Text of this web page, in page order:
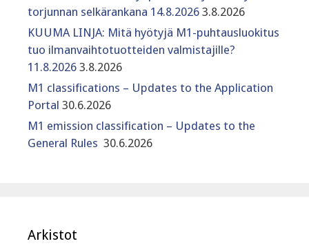
torjunnan selkärankana 14.8.2026 3.8.2026
KUUMA LINJA: Mitä hyötyjä M1-puhtausluokitus
tuo ilmanvaihtotuotteiden valmistajille?
11.8.2026 3.8.2026
M1 classifications – Updates to the Application
Portal 30.6.2026
M1 emission classification – Updates to the
General Rules 30.6.2026
Arkistot